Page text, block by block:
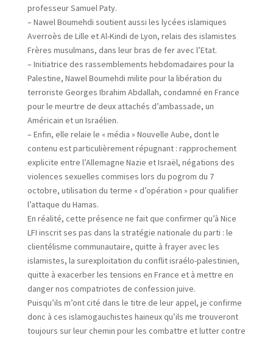
professeur Samuel Paty.
– Nawel Boumehdi soutient aussi les lycées islamiques
Averroès de Lille et Al-Kindi de Lyon, relais des islamistes
Frères musulmans, dans leur bras de fer avec l’Etat.
– Initiatrice des rassemblements hebdomadaires pour la
Palestine, Nawel Boumehdi milite pour la libération du
terroriste Georges Ibrahim Abdallah, condamné en France
pour le meurtre de deux attachés d’ambassade, un
Américain et un Israélien.
– Enfin, elle relaie le « média » Nouvelle Aube, dont le
contenu est particulièrement répugnant : rapprochement
explicite entre l’Allemagne Nazie et Israël, négations des
violences sexuelles commises lors du pogrom du 7
octobre, utilisation du terme « d’opération » pour qualifier
l’attaque du Hamas.
En réalité, cette présence ne fait que confirmer qu’à Nice
LFI inscrit ses pas dans la stratégie nationale du parti : le
clientélisme communautaire, quitte à frayer avec les
islamistes, la surexploitation du conflit israélo-palestinien,
quitte à exacerber les tensions en France et à mettre en
danger nos compatriotes de confession juive.
Puisqu’ils m’ont cité dans le titre de leur appel, je confirme
donc à ces islamogauchistes haineux qu’ils me trouveront
toujours sur leur chemin pour les combattre et lutter contre